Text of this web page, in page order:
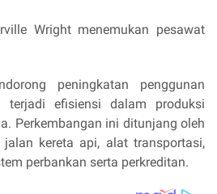
Wright menemukan pesawat
peningkatan penggunan
terjadi efisiensi dalam produksi
Perkembangan ini ditunjang oleh
kereta api, alat transportasi,
perbankan serta perkreditan.